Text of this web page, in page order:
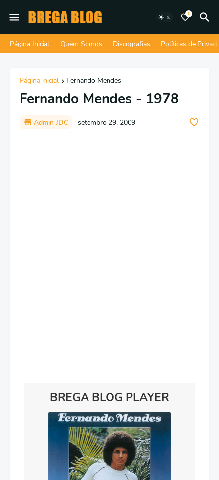
0
Página Inicial Quem Somos Discografias Políticas de
Página inicial Fernando Mendes
Fernando Mendes - 1978
Admin JDC setembro 29, 2009
BREGA BLOG PLAYER